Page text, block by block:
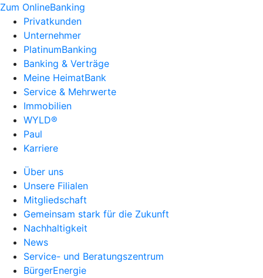
Zum OnlineBanking
Privatkunden
Unternehmer
PlatinumBanking
Banking & Verträge
Meine HeimatBank
Service & Mehrwerte
Immobilien
WYLD®
Paul
Karriere
Über uns
Unsere Filialen
Mitgliedschaft
Gemeinsam stark für die Zukunft
Nachhaltigkeit
News
Service- und Beratungszentrum
BürgerEnergie